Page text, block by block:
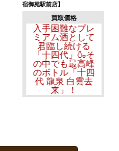
宿御苑駅前店】
買取価格
入手困難なプレ
ミアム酒として
君臨し続ける
「十四代」🍶そ
の中でも最高峰
のボトル「十四
代 龍泉 白雲去
来」！